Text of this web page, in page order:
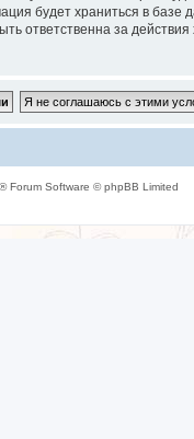
будет храниться в
за действия
® Forum Software © phpBB Limited